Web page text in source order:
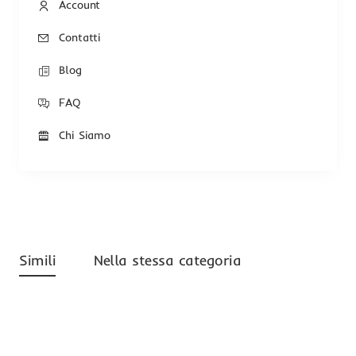
Account
Contatti
Blog
FAQ
Chi Siamo
Simili Nella stessa categoria